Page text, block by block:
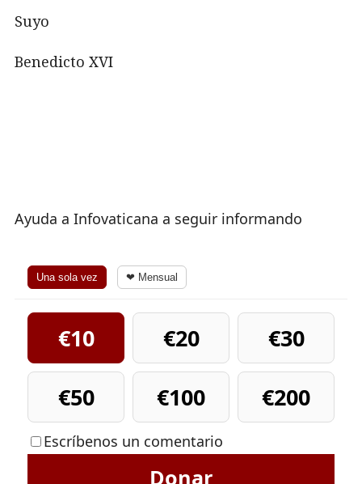
Suyo
Benedicto XVI
Ayuda a Infovaticana a seguir informando
Una sola vez ❤ Mensual
€10 €20
€30
€50
€100 €200
Escríbenos un comentario
Donar